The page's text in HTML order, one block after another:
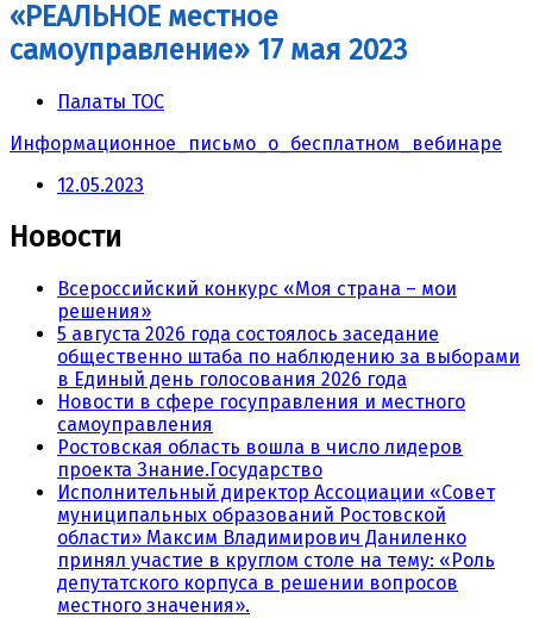
«РЕАЛЬНОЕ местное
самоуправление» 17 мая 2023
Палаты ТОС
Информационное_письмо_о_бесплатном_вебинаре
12.05.2023
Новости
Всероссийский конкурс «Моя страна – мои
решения»
5 августа 2026 года состоялось заседание
общественно штаба по наблюдению за выборами
в Единый день голосования 2026 года
Новости в сфере госуправления и местного
самоуправления
Ростовская область вошла в число лидеров
проекта Знание.Государство
Исполнительный директор Ассоциации «Совет
муниципальных образований Ростовской
области» Максим Владимирович Даниленко
принял участие в круглом столе на тему: «Роль
депутатского корпуса в решении вопросов
местного значения».